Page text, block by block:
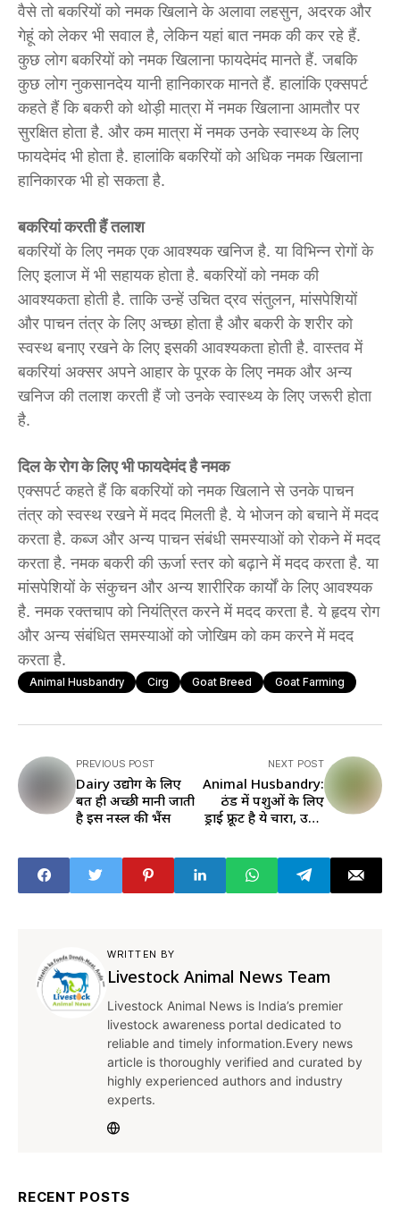
वैसे तो बकरियों को नमक खिलाने के अलावा लहसुन, अदरक और
गेहूं को लेकर भी सवाल है, लेकिन यहां बात नमक की कर रहे हैं.
कुछ लोग बकरियों को नमक खिलाना फायदेमंद मानते हैं. जबकि
कुछ लोग नुकसानदेय यानी हानिकारक मानते हैं. हालांकि एक्सपर्ट
कहते हैं कि बकरी को थोड़ी मात्रा में नमक खिलाना आमतौर पर
सुरक्षित होता है. और कम मात्रा में नमक उनके स्वास्थ्य के लिए
फायदेमंद भी होता है. हालांकि बकरियों को अधिक नमक खिलाना
हानिकारक भी हो सकता है.
बकरियां करती हैं तलाश
बकरियों के लिए नमक एक आवश्यक खनिज है. या विभिन्न रोगों के
लिए इलाज में भी सहायक होता है. बकरियों को नमक की
आवश्यकता होती है. ताकि उन्हें उचित द्रव संतुलन, मांसपेशियों
और पाचन तंत्र के लिए अच्छा होता है और बकरी के शरीर को
स्वस्थ बनाए रखने के लिए इसकी आवश्यकता होती है. वास्तव में
बकरियां अक्सर अपने आहार के पूरक के लिए नमक और अन्य
खनिज की तलाश करती हैं जो उनके स्वास्थ्य के लिए जरूरी होता
है.
दिल के रोग के लिए भी फायदेमंद है नमक
एक्सपर्ट कहते हैं कि बकरियों को नमक खिलाने से उनके पाचन
तंत्र को स्वस्थ रखने में मदद मिलती है. ये भोजन को बचाने में मदद
करता है. कब्ज और अन्य पाचन संबंधी समस्याओं को रोकने में मदद
करता है. नमक बकरी की ऊर्जा स्तर को बढ़ाने में मदद करता है. या
मांसपेशियों के संकुचन और अन्य शारीरिक कार्यों के लिए आवश्यक
है. नमक रक्तचाप को नियंत्रित करने में मदद करता है. ये हृदय रोग
और अन्य संबंधित समस्याओं को जोखिम को कम करने में मदद
करता है.
Animal Husbandry Cirg Goat Breed Goat Farming
PREVIOUS POST
Dairy उद्योग के लिए
बहुत ही अच्छी मानी जाती
है इस नस्ल की भैंस
NEXT POST
Animal Husbandry:
ठंड में पशुओं के लिए
ड्राई फ्रूट है ये चारा, उत्तर
WRITTEN BY
Livestock Animal News Team
Livestock Animal News is India’s premier
livestock awareness portal dedicated to
reliable and timely information.Every news
article is thoroughly verified and curated by
highly experienced authors and industry
experts.
RECENT POSTS